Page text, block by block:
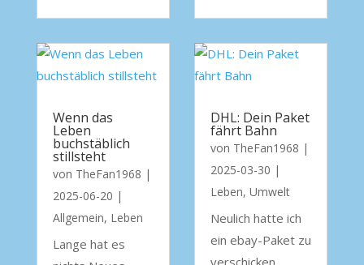
Wenn das
Leben
buchstäblich
stillsteht
von TheFan1968 |
2025-06-20 |
Allgemein, Leben
Lange hat es
DHL: Dein Paket
fährt Bahn
von TheFan1968 |
2025-03-30 |
Leben, Umwelt
Neulich hatte ich
ein ebay-Paket zu
verschicken.